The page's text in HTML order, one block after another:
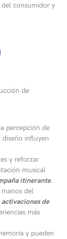
consumidor y
de
percepción de
influyen
y reforzar
musical
itinerante.
del
activaciones de
más
y pueden